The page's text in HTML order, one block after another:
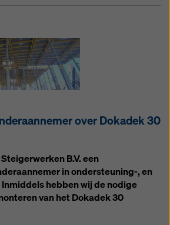
over Dokadek 30
B.V. een
in ondersteuning-, en
hebben wij de nodige
van het Dokadek 30